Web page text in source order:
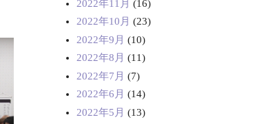
2022年11月 (16)
2022年10月 (23)
2022年9月 (10)
2022年8月 (11)
2022年7月 (7)
2022年6月 (14)
2022年5月 (13)